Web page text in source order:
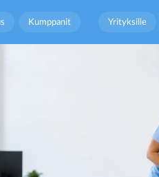
Kumppanit Yrityksille